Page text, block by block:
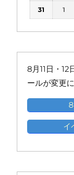
ン
ト)
ン
ト)
イ
ン
ト)
31 1
8月11日・12
ールが変更
イ